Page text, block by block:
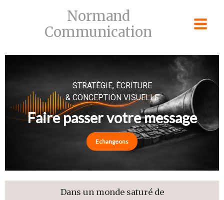
Normand
Communication
STRATÉGIE, ÉCRITURE
& CONCEPTION VISUELLE
Faire passer votre message
Echangeons
Dans un monde saturé de